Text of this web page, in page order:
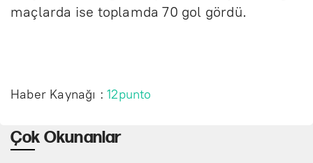
maçlarda ise toplamda 70 gol gördü.
Haber Kaynağı :12punto
Çok Okunanlar